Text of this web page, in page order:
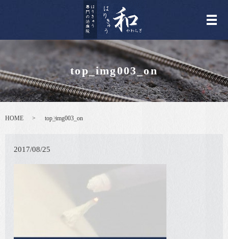
メ
top_img003_on
HOME top_img003_on
2017/08/25